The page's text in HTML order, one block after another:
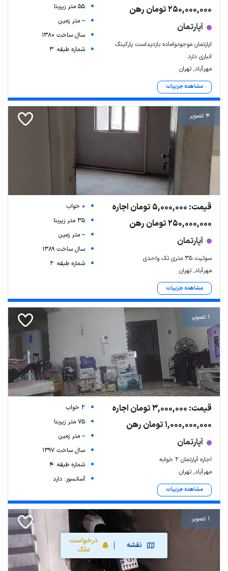
نقشه
درخواست
ملک
250,000,000 تومان رهن
آپارتمان
اپارتمان موجودواماده بازدیداست پارکینگ
انباری دارد
مهرآباد, تهران
مشاهده جزییات
55 متر زیربنا
-- متر زمین
سال ساخت 1380
شماره طبقه: 3
4 تصویر
قیمت: 5,000,000 تومان اجاره
250,000,000 تومان رهن
آپارتمان
سوئیت ۳۵ متری تک واحدی
مهرآباد, تهران
مشاهده جزییات
0 خواب
35 متر زیربنا
-- متر زمین
سال ساخت 1389
شماره طبقه: 2
1 تصویر
قیمت: 3,000,000 تومان اجاره
1,000,000,000 تومان رهن
آپارتمان
اجاره آپارتمان ۲ خوابه
مهرآباد, تهران
مشاهده جزییات
2 خواب
75 متر زیربنا
-- متر زمین
سال ساخت 1397
شماره طبقه: 4
آسانسور: دارد
1 تصویر